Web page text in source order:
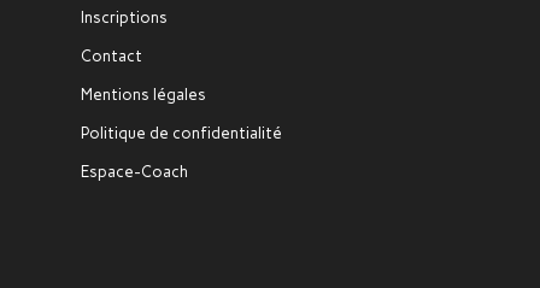
Inscriptions
Contact
Mentions légales
Politique de confidentialité
Espace-Coach